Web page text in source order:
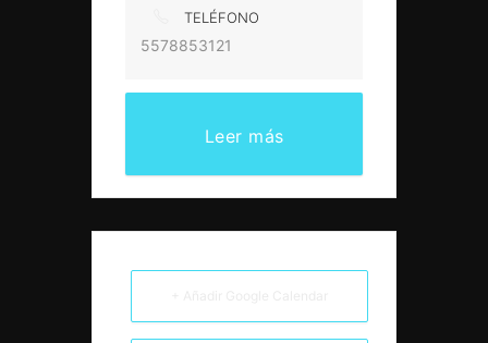
TELÉFONO
5578853121
Leer más